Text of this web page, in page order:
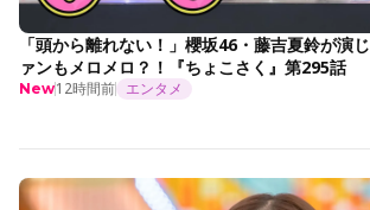
「頭から離れない！」櫻坂46・藤吉夏鈴が演
ァンもメロメロ？！『ちょこさく』第295話
New12時間前 エンタメ